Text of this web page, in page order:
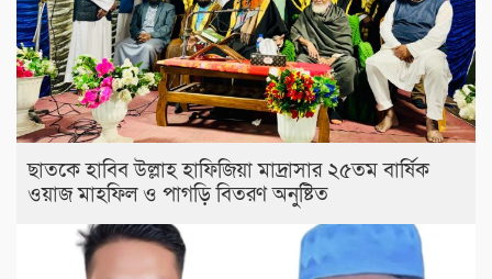
ছাতকে হাবিব উল্লাহ হাফিজিয়া মাদ্রাসার ২৫তম বার্ষিক
ওয়াজ মাহফিল ও পাগড়ি বিতরণ অনুষ্টিত